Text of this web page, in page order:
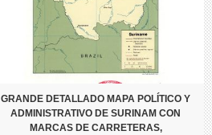
GRANDE DETALLADO MAPA POLÍTICO Y
ADMINISTRATIVO DE SURINAM CON
MARCAS DE CARRETERAS,